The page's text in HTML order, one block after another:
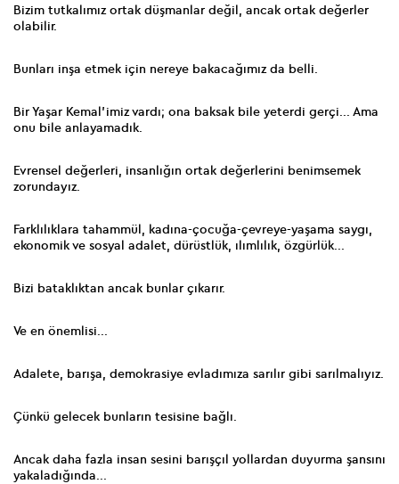
Bizim tutkalımız ortak düşmanlar değil, ancak ortak değerler
olabilir.
Bunları inşa etmek için nereye bakacağımız da belli.
Bir Yaşar Kemal’imiz vardı; ona baksak bile yeterdi gerçi... Ama
onu bile anlayamadık.
Evrensel değerleri, insanlığın ortak değerlerini benimsemek
zorundayız.
Farklılıklara tahammül, kadına-çocuğa-çevreye-yaşama saygı,
ekonomik ve sosyal adalet, dürüstlük, ılımlılık, özgürlük...
Bizi bataklıktan ancak bunlar çıkarır.
Ve en önemlisi...
Adalete, barışa, demokrasiye evladımıza sarılır gibi sarılmalıyız.
Çünkü gelecek bunların tesisine bağlı.
Ancak daha fazla insan sesini barışçıl yollardan duyurma şansını
yakaladığında...